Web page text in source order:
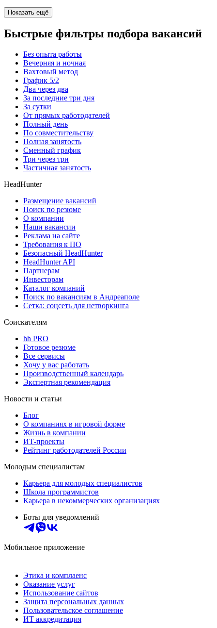
Показать ещё
Быстрые фильтры подбора вакансий
Без опыта работы
Вечерняя и ночная
Вахтовый метод
График 5/2
Два через два
За последние три дня
За сутки
От прямых работодателей
Полный день
По совместительству
Полная занятость
Сменный график
Три через три
Частичная занятость
HeadHunter
Размещение вакансий
Поиск по резюме
О компании
Наши вакансии
Реклама на сайте
Требования к ПО
Безопасный HeadHunter
HeadHunter API
Партнерам
Инвесторам
Каталог компаний
Поиск по вакансиям в Андреаполе
Сетка: соцсеть для нетворкинга
Соискателям
hh PRO
Готовое резюме
Все сервисы
Хочу у вас работать
Производственный календарь
Экспертная рекомендация
Новости и статьи
Блог
О компаниях в игровой форме
Жизнь в компании
ИТ-проекты
Рейтинг работодателей России
Молодым специалистам
Карьера для молодых специалистов
Школа программистов
Карьера в некоммерческих организациях
Боты для уведомлений
Мобильное приложение
Этика и комплаенс
Оказание услуг
Использование сайтов
Защита персональных данных
Пользовательское соглашение
ИТ аккредитация